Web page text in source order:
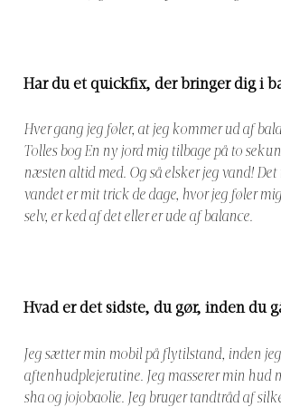
Har du et quickfix, der bringer dig i
Hver gang jeg føler, at jeg kommer ud af
Tolles bog En ny jord mig tilbage på to
næsten altid med. Og så elsker jeg vand! Det
vandet er mit trick de dage, hvor jeg føler
selv, er ked af det eller er ude af balance.
Hvad er det sidste, du gør, inden du
Jeg sætter min mobil på flytilstand, inden
aftenhudplejerutine. Jeg masserer min hud
sha og jojobaolie. Jeg bruger tandtråd af